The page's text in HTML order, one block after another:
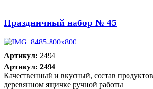
Праздничный набор № 45
Артикул: 2494
Артикул: 2494
Качественный и вкусный, состав
деревянном ящичке ручной работы